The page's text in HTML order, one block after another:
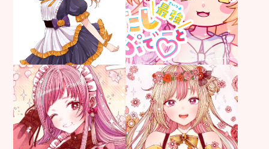
お仕事
制作年：2025年9月 MAIN
お仕事
制作年：
2025年
お仕事